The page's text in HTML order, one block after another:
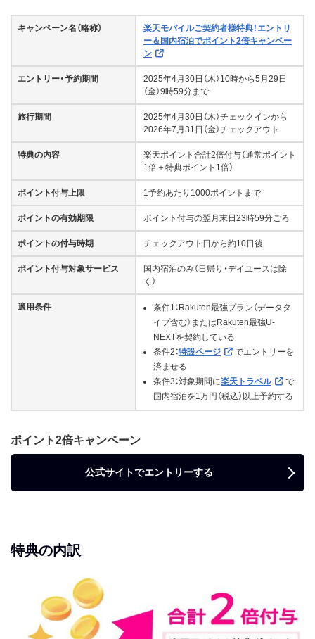
キャンペーン名（略称）
楽天モバイルご契約者様特典！エントリ
ー＆国内宿泊でポイント2倍キャンペー
ン
エントリー・予約期間
2025年4月30日（木）10時から5月29日
（金）9時59分まで
旅行期間
2025年4月30日（木）チェックインから
2026年7月31日（金）チェックアウト
特典の内容
楽天ポイント合計2倍付与（通常ポイント
1倍＋特典ポイント1倍）
ポイント付与上限 1予約あたり1000ポイントまで
ポイントの有効期限 ポイント付与の翌月末日23時59分ごろ
ポイントの付与時期 チェックアウト日から約10日後
ポイント付与対象サービス
国内宿泊のみ（日帰り・デイユースは除
く）
適用条件
条件1：Rakuten最強プラン（データタ
イプ含む）またはRakuten最強U-
NEXTを契約している
条件2：特設ページ
でエントリーを
済ませる
条件3：対象期間に楽天トラベル
で
国内宿泊を1万円（税込）以上予約する
ポイント2倍キャンペーン
公式サイトでエントリーする
特典の内訳